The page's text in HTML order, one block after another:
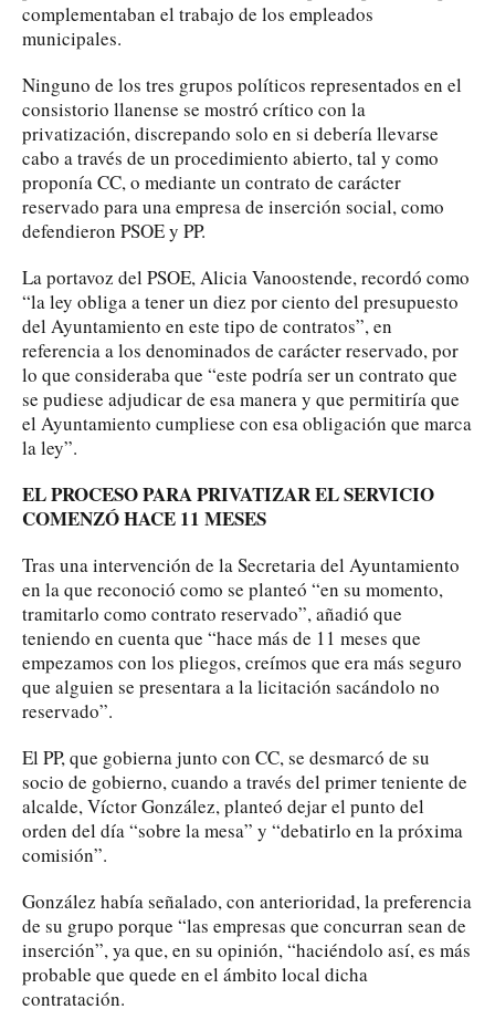
complementaban el trabajo de los empleados
municipales.
Ninguno de los tres grupos políticos representados en el
consistorio llanense se mostró crítico con la
privatización, discrepando solo en si debería llevarse
cabo a través de un procedimiento abierto, tal y como
proponía CC, o mediante un contrato de carácter
reservado para una empresa de inserción social, como
defendieron PSOE y PP.
La portavoz del PSOE, Alicia Vanoostende, recordó como
“la ley obliga a tener un diez por ciento del presupuesto
del Ayuntamiento en este tipo de contratos”, en
referencia a los denominados de carácter reservado, por
lo que consideraba que “este podría ser un contrato que
se pudiese adjudicar de esa manera y que permitiría que
el Ayuntamiento cumpliese con esa obligación que marca
la ley”.
EL PROCESO PARA PRIVATIZAR EL SERVICIO
COMENZÓ HACE 11 MESES
Tras una intervención de la Secretaria del Ayuntamiento
en la que reconoció como se planteó “en su momento,
tramitarlo como contrato reservado”, añadió que
teniendo en cuenta que “hace más de 11 meses que
empezamos con los pliegos, creímos que era más seguro
que alguien se presentara a la licitación sacándolo no
reservado”.
El PP, que gobierna junto con CC, se desmarcó de su
socio de gobierno, cuando a través del primer teniente de
alcalde, Víctor González, planteó dejar el punto del
orden del día “sobre la mesa” y “debatirlo en la próxima
comisión”.
González había señalado, con anterioridad, la preferencia
de su grupo porque “las empresas que concurran sean de
inserción”, ya que, en su opinión, “haciéndolo así, es más
probable que quede en el ámbito local dicha
contratación.